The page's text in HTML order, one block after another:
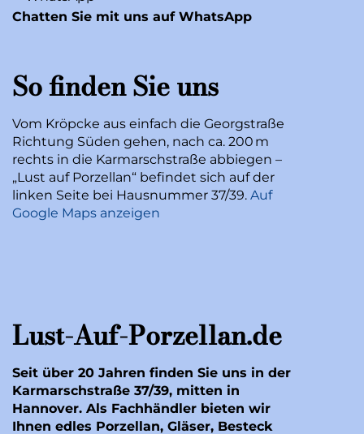
Chatten Sie mit uns auf WhatsApp
So finden Sie uns
Vom Kröpcke aus einfach die Georgstraße
Richtung Süden gehen, nach ca. 200 m
rechts in die Karmarschstraße abbiegen –
„Lust auf Porzellan“ befindet sich auf der
linken Seite bei Hausnummer 37/39. Auf
Google Maps anzeigen
Lust-Auf-Porzellan.de
Seit über 20 Jahren finden Sie uns in der
Karmarschstraße 37/39, mitten in
Hannover. Als Fachhändler bieten wir
Ihnen edles Porzellan, Gläser, Besteck